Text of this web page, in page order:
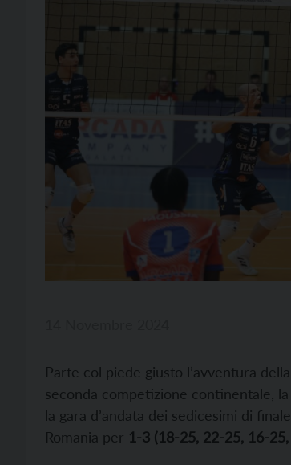
Parte col piede giusto l’avventura
seconda competizione continentale,
la gara d’andata dei sedicesimi di
Romania per 1-3 (18-25, 22-25, 16-